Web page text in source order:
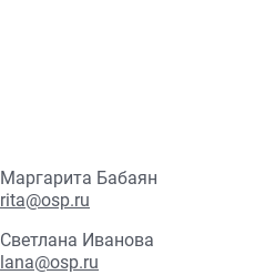
Маргарита Бабаян
rita@osp.ru
Светлана Иванова
lana@osp.ru